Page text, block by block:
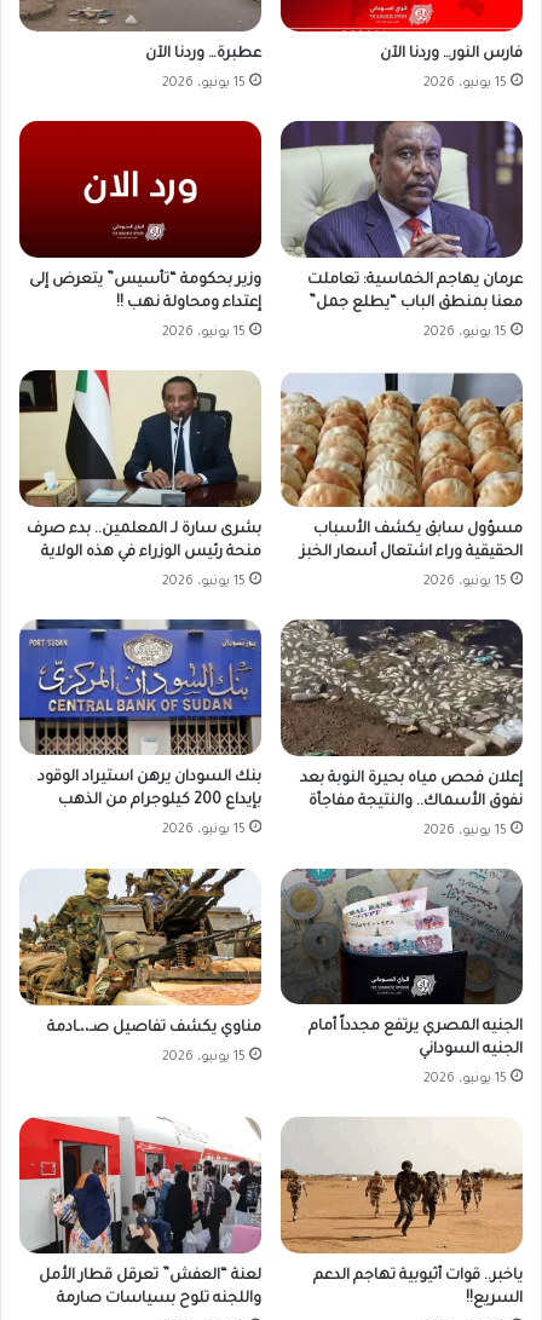
فارس النور… وردنا الآن
15 يونيو، 2026
عطبرة… وردنا الآن
15 يونيو، 2026
عرمان يهاجم الخماسية: تعاملت
معنا بمنطق الباب “يطلع جمل”
15 يونيو، 2026
وزير بحكومة “تأسيس” يتعرض إلى
إعتداء ومحاولة نهب !!
15 يونيو، 2026
مسؤول سابق يكشف الأسباب
الحقيقية وراء اشتعال أسعار الخبز
15 يونيو، 2026
بشرى سارة لـ المعلمين.. بدء صرف
منحة رئيس الوزراء في هذه الولاية
15 يونيو، 2026
إعلان فحص مياه بحيرة النوبة بعد
نفوق الأسماك.. والنتيجة مفاجأة
15 يونيو، 2026
بنك السودان يرهن استيراد الوقود
بإيداع 200 كيلوجرام من الذهب
15 يونيو، 2026
الجنيه المصري يرتفع مجدداً أمام
الجنيه السوداني
15 يونيو، 2026
مناوي يكشف تفاصيل صـ،،ـادمة
15 يونيو، 2026
ياخبر.. قوات أثيوبية تهاجم الدعم
السريع!!
لعنة “العفش” تعرقل قطار الأمل
واللجنه تلوح بسياسات صارمة